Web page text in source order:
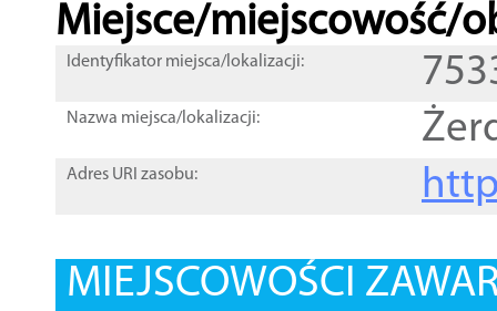
Miejsce/miejscowość/
Identyfikator miejsca/lokalizacji:
Nazwa miejsca/lokalizacji:
Adres URI zasobu:
MIEJSCOWOŚCI